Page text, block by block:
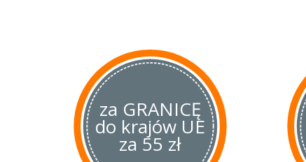
za GRANICĘ
do krajów UE
za 55 zł